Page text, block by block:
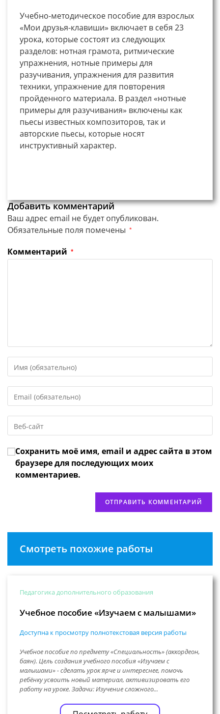
Учебно-методическое пособие для взрослых
«Мои друзья-клавиши» включает в себя 23
урока, которые состоят из следующих
разделов: нотная грамота, ритмические
упражнения, нотные примеры для
разучивания, упражнения для развития
техники, упражнение для повторения
пройденного материала. В раздел «нотные
примеры для разучивания» включены как
пьесы известных композиторов, так и
авторские пьесы, которые носят
инструктивный характер.
Добавить комментарий
Ваш адрес email не будет опубликован.
Обязательные поля помечены *
Комментарий *
свое
или
имя
чтобы
прокомментировать
свой
адрес,
чтобы
URL
веб-
сайта
(необязательно)
Сохранить моё имя, email и адрес сайта в этом
браузере для последующих моих
комментариев.
Смотреть похожие работы
Педагогика дополнительного образования
Учебное пособие «Изучаем с малышами»
Доступна к просмотру полнотекстовая версия работы
Учебное пособие по предмету «Специальность» (аккордеон,
баян). Цель создания учебного пособия «Изучаем с
малышами» - сделать урок ярче и интереснее, помочь
ребёнку усвоить новый материал, активизировать его
работу на уроке. Задачи: Изучение сложного...